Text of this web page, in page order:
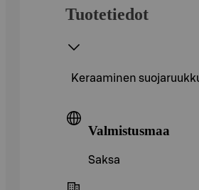
Tuotetiedot
Keraaminen
Valmistusmaa
Saksa